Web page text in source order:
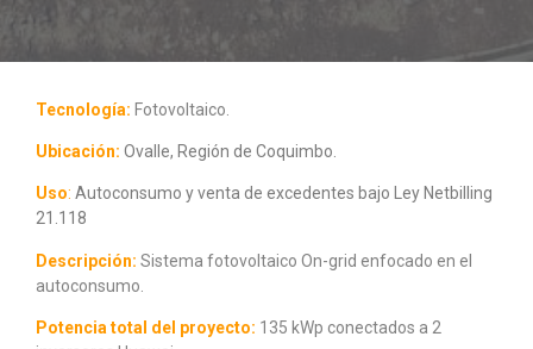
Tecnología: Fotovoltaico.
Ubicación: Ovalle, Región de Coquimbo.
Uso: Autoconsumo y venta de excedentes bajo Ley Netbilling
21.118
Descripción: Sistema fotovoltaico On-grid enfocado en el
autoconsumo.
Potencia total del proyecto: 135 kWp conectados a 2